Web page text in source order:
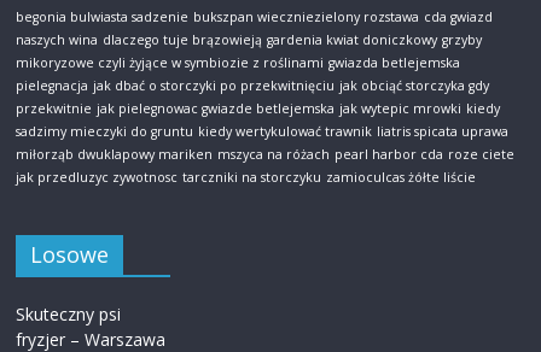
begonia bulwiasta sadzenie bukszpan wieczniezielony rozstawa cda gwiazd
naszych wina dlaczego tuje brązowieją gardenia kwiat doniczkowy grzyby
mikoryzowe czyli żyjące w symbiozie z roślinami gwiazda betlejemska
pielegnacja jak dbać o storczyki po przekwitnięciu jak obciąć storczyka gdy
przekwitnie jak pielegnowac gwiazde betlejemska jak wytepic mrowki kiedy
sadzimy mieczyki do gruntu kiedy wertykulować trawnik liatris spicata uprawa
miłorząb dwuklapowy mariken mszyca na różach pearl harbor cda roze ciete
jak przedluzyc zywotnosc tarczniki na storczyku zamioculcas żółte liście
Losowe
Skuteczny psi
fryzjer – Warszawa